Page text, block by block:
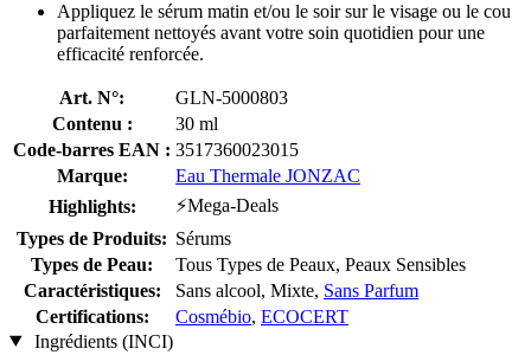
Appliquez le sérum matin et/ou le soir sur le visage ou le cou
parfaitement nettoyés avant votre soin quotidien pour une
efficacité renforcée.
Art. N°:
GLN-5000803
Contenu :
30 ml
Code-barres EAN : 3517360023015
Marque:
Eau Thermale JONZAC
Highlights:
⚡Mega-Deals
Types de Produits: Sérums
Types de Peau:
Tous Types de Peaux, Peaux Sensibles
Caractéristiques:
Sans alcool, Mixte, Sans Parfum
Certifications:
Cosmébio, ECOCERT
Ingrédients (INCI)